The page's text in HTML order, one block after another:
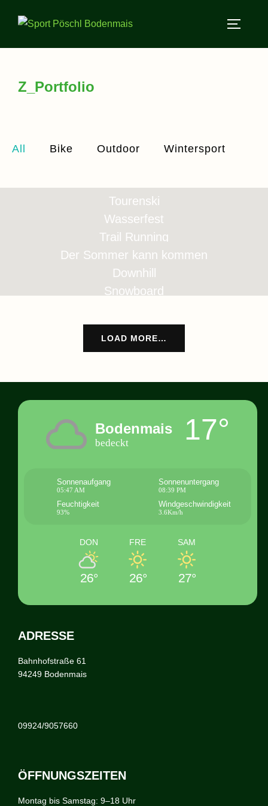
Z_Portfolio
All Bike Outdoor Wintersport
Tourenski
Wasserfest
Trail Running
Der Sommer kann kommen
Downhill
Snowboard
LOAD MORE…
Bodenmais
bedeckt 17°
Sonnenaufgang
05:47 AM
Sonnenuntergang
08:39 PM
Feuchtigkeit
93%
Windgeschwindigkeit
3.6Km/h
DON
26°
FRE
26°
SAM
27°
ADRESSE
Bahnhofstraße 61
94249 Bodenmais
09924/9057660
ÖFFNUNGSZEITEN
Montag bis Samstag: 9–18 Uhr